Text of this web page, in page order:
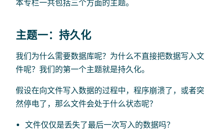
本专栏一共包括三个方面的主题。
主题一：持久化
我们为什么需要数据库呢？为什么不直接把数据写入文
件呢？我们的第一个主题就是持久化。
假设在向文件写入数据的过程中，程序崩溃了，或者突
然停电了，那么文件会处于什么状态呢？
文件仅仅是丢失了最后一次写入的数据吗？